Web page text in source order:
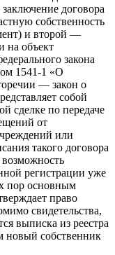
договора
собственность
и второй —
на объект
закона
1541-1 «О
— закон о
собой
сделке по передаче
от
или
такого договора
регистрации уже
пор основным
право
свидетельства,
выписка из реестра
новый собственник